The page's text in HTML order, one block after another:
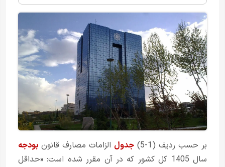
بر حسب ردیف (1‌‌‌‌‌‌‌‌-5) جدول الزامات مصارف قانون بودجه
سال 1405 کل کشور که در آن مقرر شده است: «حداقل